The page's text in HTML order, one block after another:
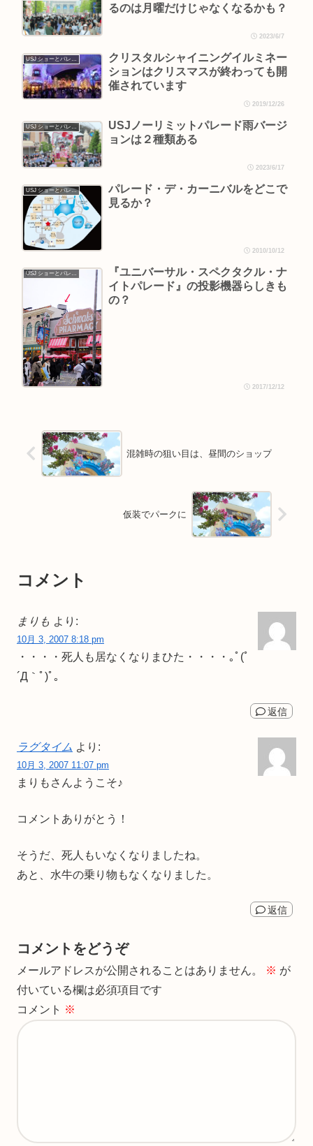
るのは月曜だけじゃなくなるかも？
2023/6/7
クリスタルシャイニングイルミネー
ションはクリスマスが終わっても開
催されています
2019/12/26
USJ ショーとパレード
USJノーリミットパレード雨バージ
ョンは２種類ある
2023/6/17
USJ ショーとパレード
パレード・デ・カーニバルをどこで
見るか？
2010/10/12
USJ ショーとパレード
『ユニバーサル・スペクタクル・ナ
イトパレード』の投影機器らしきも
の？
2017/12/12
混雑時の狙い目は、昼間のショップ
仮装でパークに
コメント
まりも より:
10月 3, 2007 8:18 pm
・・・・死人も居なくなりまひた・・・・｡ﾟ(ﾟ
´Д｀ﾟ)ﾟ｡
返信
ラグタイム より:
10月 3, 2007 11:07 pm
まりもさんようこそ♪
コメントありがとう！
そうだ、死人もいなくなりましたね。
あと、水牛の乗り物もなくなりました。
返信
コメントをどうぞ
メールアドレスが公開されることはありません。 ※ が
付いている欄は必須項目です
コメント ※